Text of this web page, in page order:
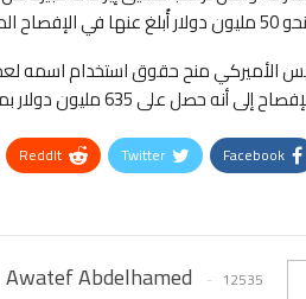
السابق.
الأميركي منح حقوق استخدام اسمه
مليون دولار بموجب اتفاقية واحدة مع شركة سيليبريشن كوينز.
Facebook
Twitter
ReddIt
Awatef Abdelhamed
12535